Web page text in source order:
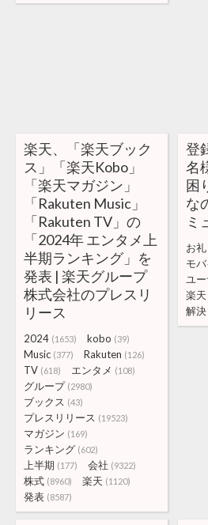
楽天、「楽天ブック
ス」「楽天Kobo」
「楽天マガジン」
「Rakuten Music」
「Rakuten TV」の
「2024年 エンタメ上
半期ランキング」を
発表 | 楽天グループ
株式会社のプレスリ
リース
2024 (1653) kobo (39)
Music (377) Rakuten (126)
TV (618) エンタメ (108)
グループ (2980)
ブックス (43)
プレスリリース (19523)
マガジン (169)
ランキング (602)
上半期 (177) 会社 (9322)
株式 (8960) 楽天 (1120)
発表 (8587)
登
名
困
な
ミ
お礼
モ
ユ
楽天
解決